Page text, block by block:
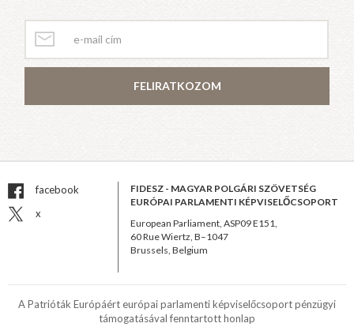
FELIRATKOZOM
facebook
x
FIDESZ - MAGYAR POLGÁRI SZÖVETSÉG
EURÓPAI PARLAMENTI KÉPVISELŐCSOPORT
European Parliament, ASP09 E151,
60 Rue Wiertz, B–1047
Brussels, Belgium
A Patrióták Európáért európai parlamenti képviselőcsoport pénzügyi
támogatásával fenntartott honlap